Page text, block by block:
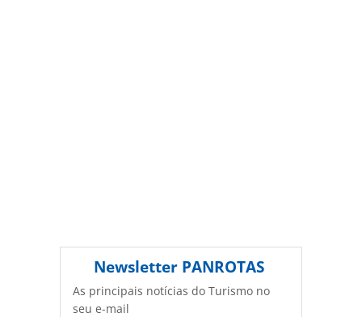
Newsletter PANROTAS
As principais notícias do Turismo no
seu e-mail